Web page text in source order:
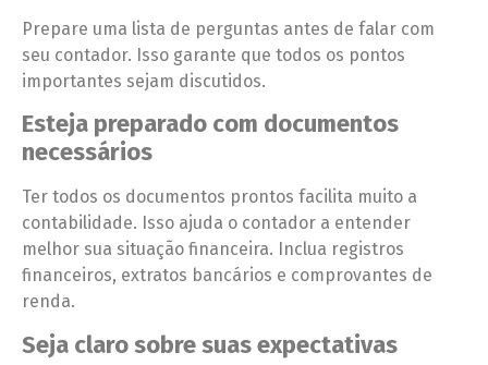
Prepare uma lista de perguntas antes de falar com
seu contador. Isso garante que todos os pontos
importantes sejam discutidos.
Esteja preparado com documentos
necessários
Ter todos os documentos prontos facilita muito a
contabilidade. Isso ajuda o contador a entender
melhor sua situação financeira. Inclua registros
financeiros, extratos bancários e comprovantes de
renda.
Seja claro sobre suas expectativas